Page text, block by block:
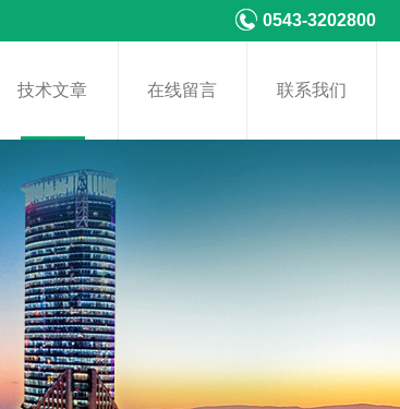
0543-3202800
技术文章 在线留言 联系我们